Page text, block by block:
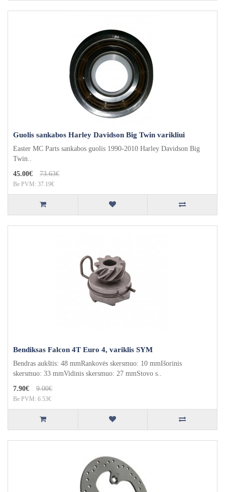
Guolis sankabos Harley Davidson Big Twin varikliui
Easter MC Parts sankabos guolis 1990-2010 Harley Davidson Big
Twin..
45.00€
73.63€
Be PVM: 37.19€
Bendiksas Falcon 4T Euro 4, variklis SYM
Bendras aukštis: 48 mmRankovės skersmuo: 10 mmIšorinis
skersmuo: 33 mmVidinis skersmuo: 27 mmStovo s..
7.90€
9.00€
Be PVM: 6.53€